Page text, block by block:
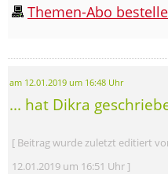
Themen-Abo
am 12.01.2019 um 16:48 Uhr
... hat Dikra
[ Beitrag wurde zuletzt editiert
12.01.2019 um 16:51 Uhr ]